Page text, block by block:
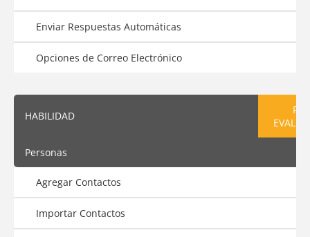
Enviar Respuestas Automáticas
Opciones de Correo Electrónico
HABILIDAD
Personas
Agregar Contactos
Importar Contactos